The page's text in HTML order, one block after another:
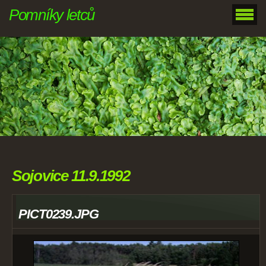
Pomníky letců
Sojovice 11.9.1992
PICT0239.JPG